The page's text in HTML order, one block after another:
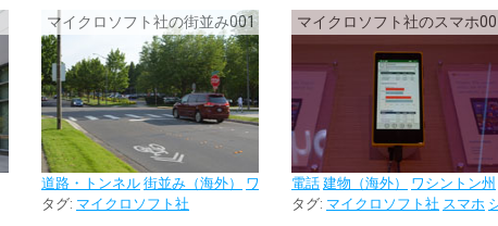
マイクロソフト社の街並み001
道路・トンネル 街並み（海外）
ワシントン州
タグ: マイクロソフト社
マイクロソフト社のスマホ
電話 建物（海外）
ワシントン州
タグ: マイクロソフト社 スマホ